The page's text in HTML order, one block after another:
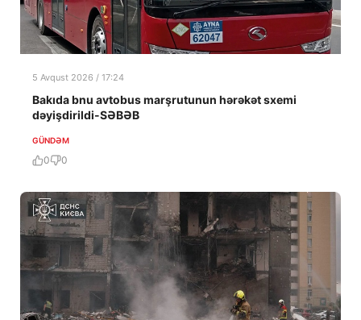
5 Avqust 2026 / 17:24
Bakıda bnu avtobus marşrutunun hərəkət sxemi
dəyişdirildi-SƏBƏB
GÜNDƏM
0 0